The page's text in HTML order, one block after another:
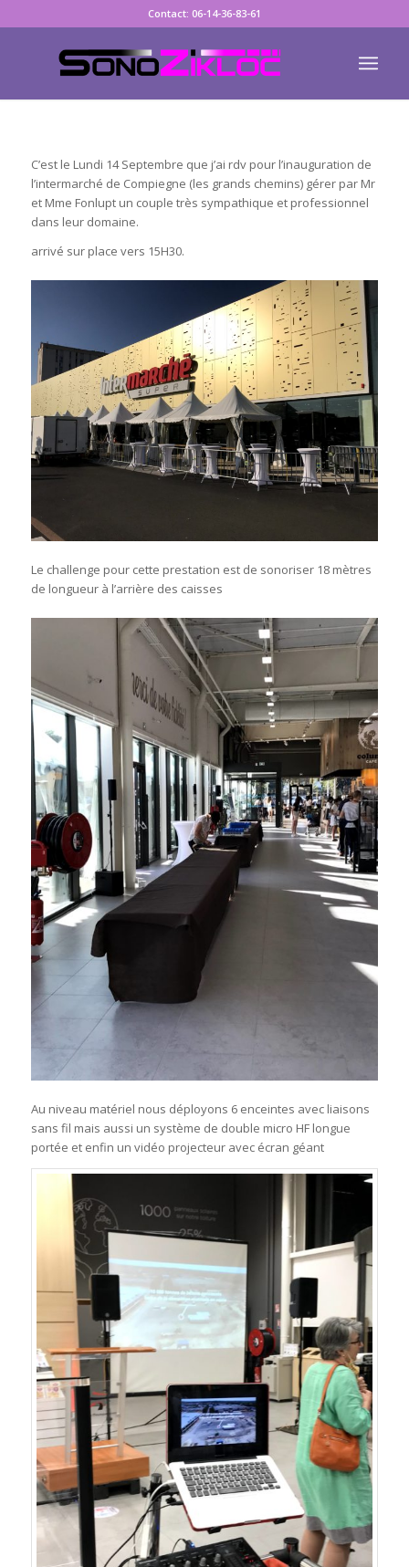
Contact: 06-14-36-83-61
C’est le Lundi 14 Septembre que j’ai rdv pour l’inauguration de
l’intermarché de Compiegne (les grands chemins) gérer par Mr
et Mme Fonlupt un couple très sympathique et professionnel
dans leur domaine.
arrivé sur place vers 15H30.
Le challenge pour cette prestation est de sonoriser 18 mètres
de longueur à l’arrière des caisses
Au niveau matériel nous déployons 6 enceintes avec liaisons
sans fil mais aussi un système de double micro HF longue
portée et enfin un vidéo projecteur avec écran géant